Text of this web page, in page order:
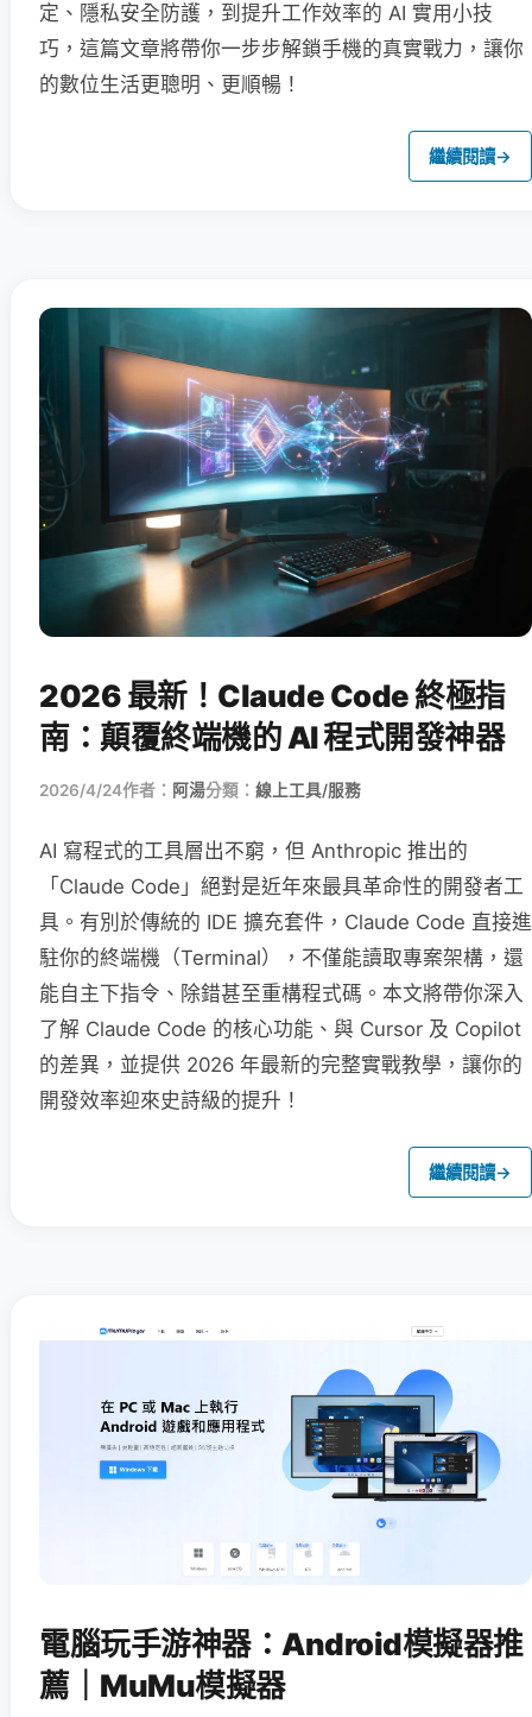
定、隱私安全防護，到提升工作效率的 AI 實用小技
巧，這篇文章將帶你一步步解鎖手機的真實戰力，讓你
的數位生活更聰明、更順暢！
繼續閱讀→
2026 最新！Claude Code 終極指
南：顛覆終端機的 AI 程式開發神器
2026/4/24作者： 阿湯分類： 線上工具/服務
AI 寫程式的工具層出不窮，但 Anthropic 推出的
「Claude Code」絕對是近年來最具革命性的開發者工
具。有別於傳統的 IDE 擴充套件，Claude Code 直接進
駐你的終端機（Terminal），不僅能讀取專案架構，還
能自主下指令、除錯甚至重構程式碼。本文將帶你深入
了解 Claude Code 的核心功能、與 Cursor 及 Copilot
的差異，並提供 2026 年最新的完整實戰教學，讓你的
開發效率迎來史詩級的提升！
繼續閱讀→
電腦玩手游神器：Android模擬器推
薦｜MuMu模擬器